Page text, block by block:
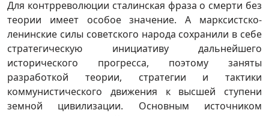
Для контрреволюции сталинская фраза о смерти без
теории имеет особое значение. А марксистско-
ленинские силы советского народа сохранили в себе
стратегическую инициативу дальнейшего
исторического прогресса, поэтому заняты
разработкой теории, стратегии и тактики
коммунистического движения к высшей ступени
земной цивилизации. Основным источником